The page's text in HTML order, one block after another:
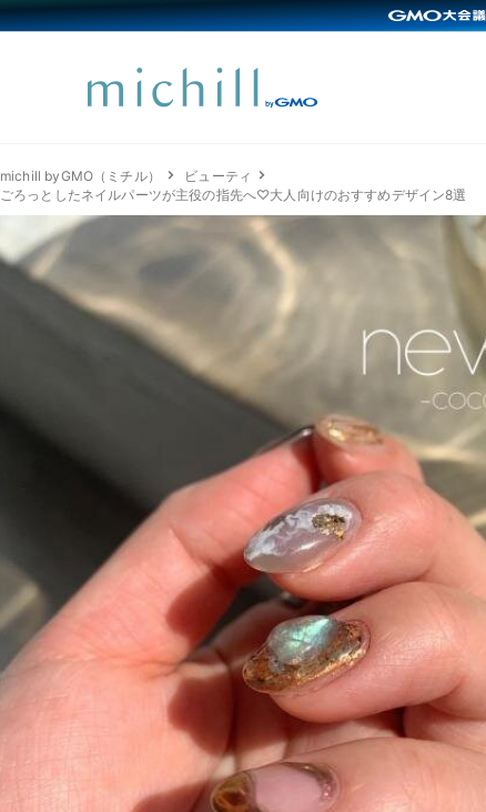
michill byGMO（ミチル）
ビューティ
ごろっとしたネイルパーツが主役の指先へ♡大人向けのおすすめデザイン8選